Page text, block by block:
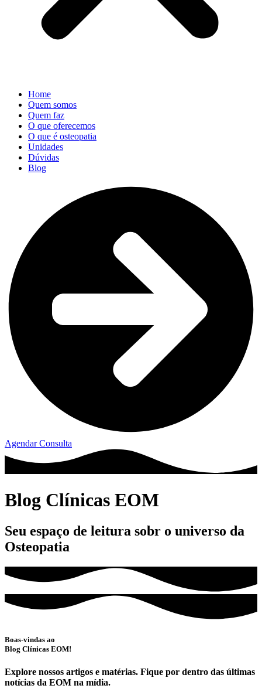
Home
Quem somos
Quem faz
O que oferecemos
O que é osteopatia
Unidades
Dúvidas
Blog
Agendar Consulta
Blog Clínicas EOM
Seu espaço de leitura sobr o universo da
Osteopatia
Boas-vindas ao
Blog Clínicas EOM!
Explore nossos artigos e matérias. Fique por dentro das últimas
notícias da EOM na mídia.